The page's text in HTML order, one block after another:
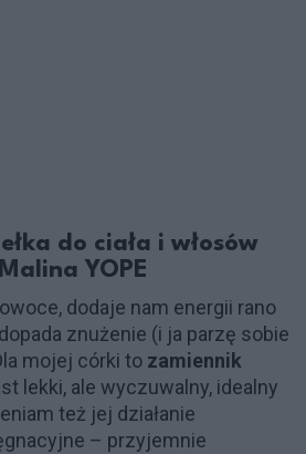
do ciała i włosów
YOPE
dodaje nam energii rano
znużenie (i ja parzę sobie
mojej córki to zamiennik
lekki, ale wyczuwalny, idealny
też jej działanie
– przyjemnie